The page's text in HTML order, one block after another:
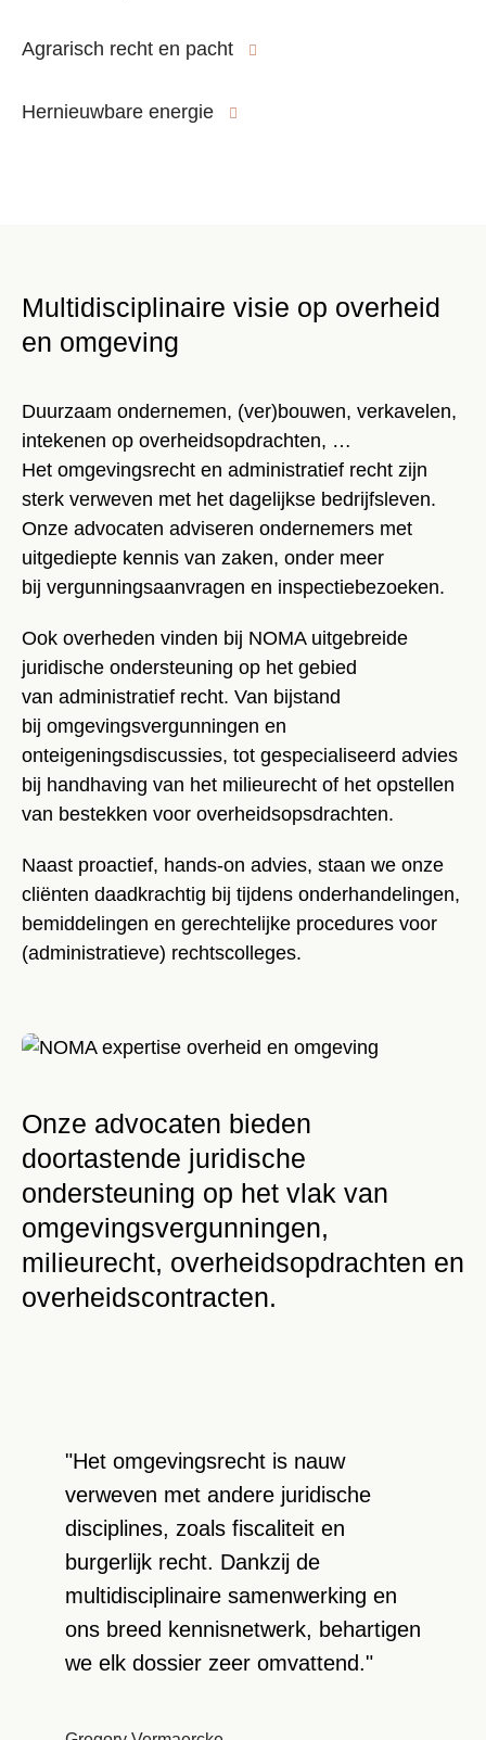
Agrarisch recht en pacht
Hernieuwbare energie
Multidisciplinaire visie op overheid
en omgeving
Duurzaam ondernemen, (ver)bouwen, verkavelen,
intekenen op overheidsopdrachten, …
Het omgevingsrecht en administratief recht zijn
sterk verweven met het dagelijkse bedrijfsleven.
Onze advocaten adviseren ondernemers met
uitgediepte kennis van zaken, onder meer
bij vergunningsaanvragen en inspectiebezoeken.
Ook overheden vinden bij NOMA uitgebreide
juridische ondersteuning op het gebied
van administratief recht. Van bijstand
bij omgevingsvergunningen en
onteigeningsdiscussies, tot gespecialiseerd advies
bij handhaving van het milieurecht of het opstellen
van bestekken voor overheidsopsdrachten.
Naast proactief, hands-on advies, staan we onze
cliënten daadkrachtig bij tijdens onderhandelingen,
bemiddelingen en gerechtelijke procedures voor
(administratieve) rechtscolleges.
Onze advocaten bieden
doortastende juridische
ondersteuning op het vlak van
omgevingsvergunningen,
milieurecht, overheidsopdrachten en
overheidscontracten.
"Het omgevingsrecht is nauw
verweven met andere juridische
disciplines, zoals fiscaliteit en
burgerlijk recht. Dankzij de
multidisciplinaire samenwerking en
ons breed kennisnetwerk, behartigen
we elk dossier zeer omvattend."